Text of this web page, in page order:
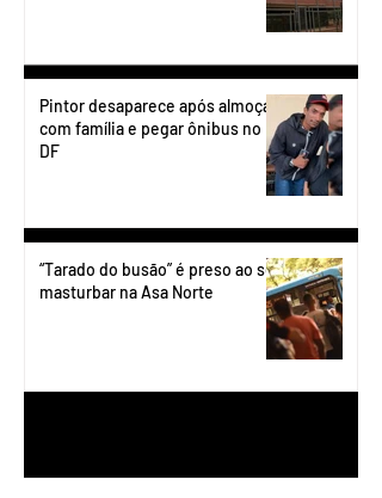
Pintor desaparece após almoçar
com família e pegar ônibus no
DF
“Tarado do busão” é preso ao se
masturbar na Asa Norte